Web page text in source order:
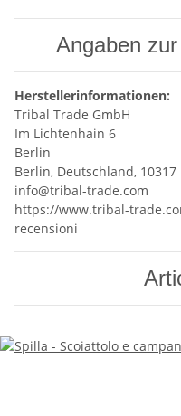
Angaben
Herstellerinformationen:
Tribal Trade GmbH
Im Lichtenhain 6
Berlin
Berlin, Deutschland, 10317
info@tribal-trade.com
https://www.tribal-
recensioni